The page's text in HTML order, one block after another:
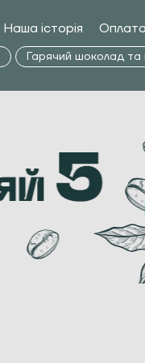
Наша історія
Гарячий шоколад та